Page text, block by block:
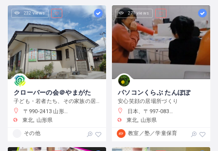
232 views
クローバーの会＠やまがた
子ども・若者たち、その家族の居場所づくり
〒990-2413 山形県山形市南原町１丁目２７−２０
東北
山形県
その他
271 views
パソコンくらぶ たんぽぽ
安心笑顔の居場所づくり
日本、〒997-0832 山形県鶴岡市青柳町４１−１０
東北
山形県
教室／塾／学童保育